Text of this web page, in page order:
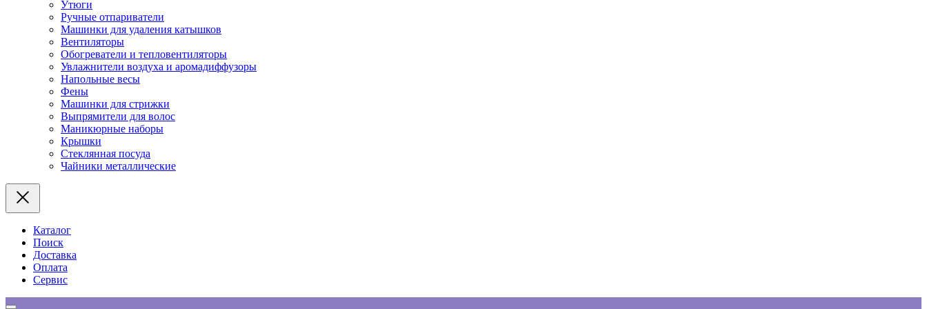
Утюги
Ручные отпариватели
Машинки для удаления катышков
Вентиляторы
Обогреватели и тепловентиляторы
Увлажнители воздуха и аромадиффузоры
Напольные весы
Фены
Машинки для стрижки
Выпрямители для волос
Маникюрные наборы
Крышки
Стеклянная посуда
Чайники металлические
Каталог
Поиск
Доставка
Оплата
Сервис